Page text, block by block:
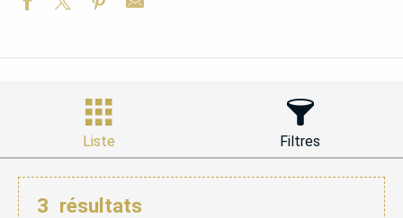
Liste Filtres
3 résultats